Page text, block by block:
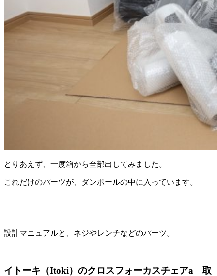
とりあえず、一度箱から全部出してみました。
これだけのパーツが、ダンボールの中に入っています。
設計マニュアルと、ネジやレンチなどのパーツ。
イトーキ（Itoki）のクロスフォーカスチェアa 取